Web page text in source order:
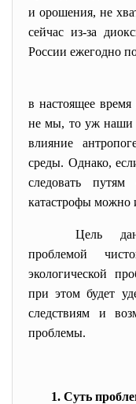
и орошения, не
сейчас из-за
России ежегодно
в настоящее время
не мы, то уж наши
влияние
среды. Однако,
следовать
катастрофы можно
Цель
проблемой
экологической
при этом будет
следствиям и
проблемы.
1. Суть